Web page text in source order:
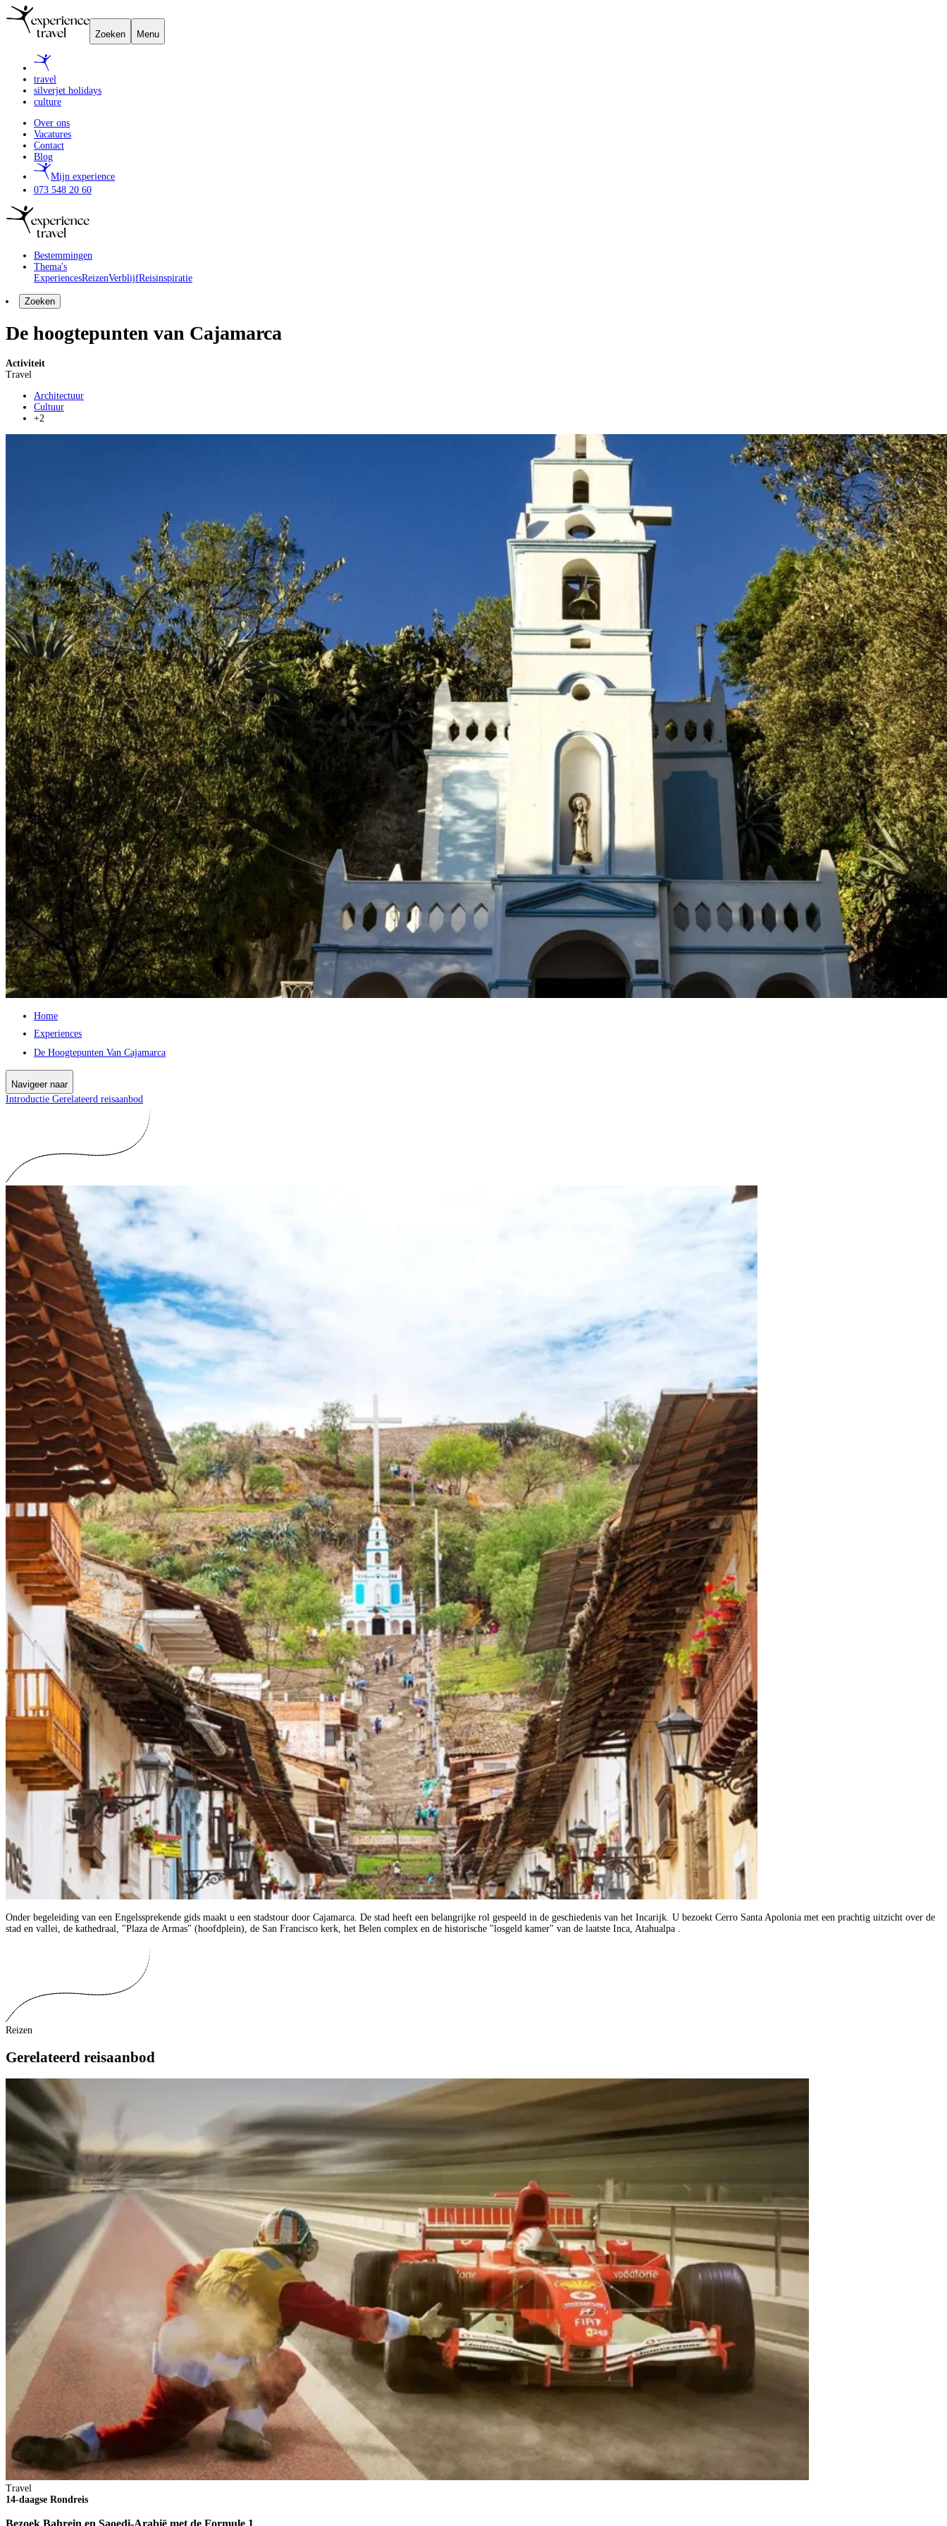
Zoeken Menu
travel
silverjet holidays
culture
Over ons
Vacatures
Contact
Blog
Mijn experience
073 548 20 60
Bestemmingen
Thema's
ExperiencesReizenVerblijfReisinspiratie
Zoeken
De hoogtepunten van Cajamarca
Activiteit
Travel
Architectuur
Cultuur
+2
Home
Experiences
De Hoogtepunten Van Cajamarca
Navigeer naar
Introductie Gerelateerd reisaanbod
Onder begeleiding van een Engelssprekende gids maakt u een stadstour door Cajamarca. De stad heeft een belangrijke rol gespeeld in de geschiedenis van het Incarijk. U bezoekt Cerro Santa Apolonia met een prachtig uitzicht over de
stad en vallei, de kathedraal, "Plaza de Armas" (hoofdplein), de San Francisco kerk, het Belen complex en de historische "losgeld kamer" van de laatste Inca, Atahualpa .
Reizen
Gerelateerd reisaanbod
Travel
14-daagse Rondreis